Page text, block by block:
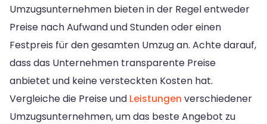
Umzugsunternehmen bieten in der Regel entweder
Preise nach Aufwand und Stunden oder einen
Festpreis für den gesamten Umzug an. Achte darauf,
dass das Unternehmen transparente Preise
anbietet und keine versteckten Kosten hat.
Vergleiche die Preise und Leistungen verschiedener
Umzugsunternehmen, um das beste Angebot zu